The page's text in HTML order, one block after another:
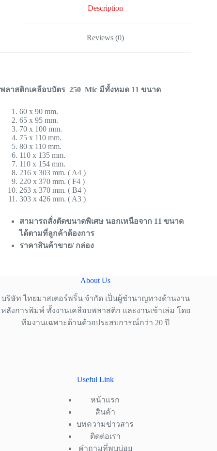
Description
Reviews (0)
พลาสติกเคลือบบัตร 250 Mic มีทั้งหมด 11 ขนาด
60 x 90 mm.
65 x 95 mm.
70 x 100 mm.
75 x 110 mm.
80 x 110 mm.
110 x 135 mm.
110 x 154 mm.
216 x 303 mm. ( A4 )
220 x 370 mm. ( F4 )
263 x 370 mm. ( B4 )
303 x 426 mm. ( A3 )
สามารถสั่งตัดขนาดพิเศษ นอกเหนือจาก 11 ขนาด
ได้ตามที่ลูกค้าต้องการ
ราคาสินค้าขาย/ กล่อง
About Us
บริษัท ไทยมาสเตอร์พริ้น จำกัด เป็นผู้ชำนาญทางด้านงาน
หลังการพิมพ์ ทั้งงานเคลือบพลาสติก และงานเข้าเล่ม โดย
ทีมงานเฉพาะด้านด้วยประสบการณ์กว่า 20 ปี
Useful Link
หน้าแรก
สินค้า
บทความข่าวสาร
ติดต่อเรา
คำถามที่พบบ่อย